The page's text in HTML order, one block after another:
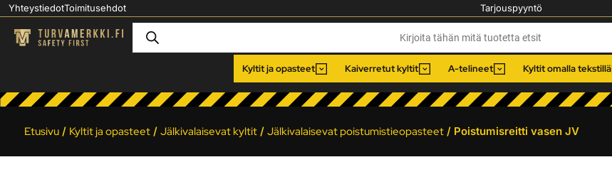
YhteystiedotToimitusehdot Tarjouspyyntö
Kyltit ja opasteet Kaiverretut kyltit A-telineet Kyltit omalla tekstillä
Etusivu/ Kyltit ja opasteet/ Jälkivalaisevat kyltit/ Jälkivalaisevat poistumistieopasteet/ Poistumisreitti vasen JV